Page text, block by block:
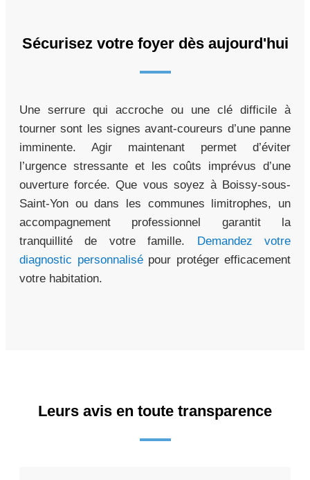
Sécurisez votre foyer dès aujourd'hui
Une serrure qui accroche ou une clé difficile à
tourner sont les signes avant-coureurs d’une panne
imminente. Agir maintenant permet d’éviter
l’urgence stressante et les coûts imprévus d’une
ouverture forcée. Que vous soyez à Boissy-sous-
Saint-Yon ou dans les communes limitrophes, un
accompagnement professionnel garantit la
tranquillité de votre famille. Demandez votre
diagnostic personnalisépour protéger efficacement
votre habitation.
Leurs avis en toute transparence